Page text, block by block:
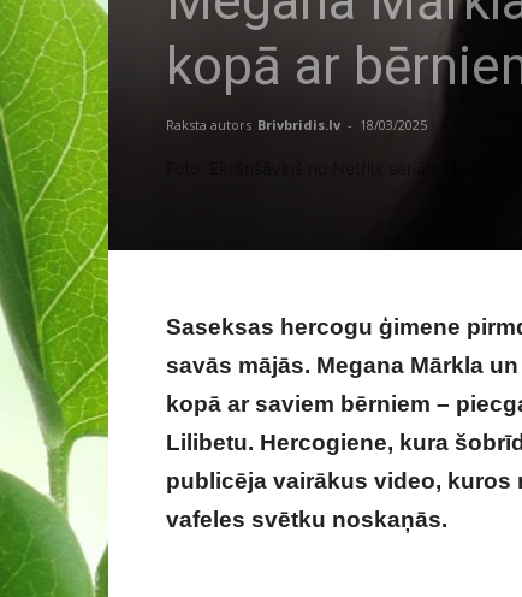
kopā ar
Raksta autors Brivbridis.lv - 18/03/2025
Saseksas hercogu ģimene
savās mājās. Megana Mārkla
kopā ar saviem bērniem –
Lilibetu. Hercogiene, kura
publicēja vairākus video, kuros
vafeles svētku noskaņās.